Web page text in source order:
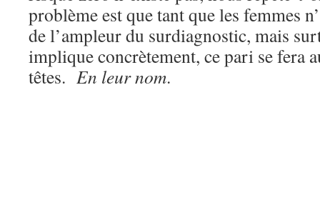
problème est que tant que les femmes
de l’ampleur du surdiagnostic, mais
implique concrètement, ce pari se fera
têtes. En leur nom.